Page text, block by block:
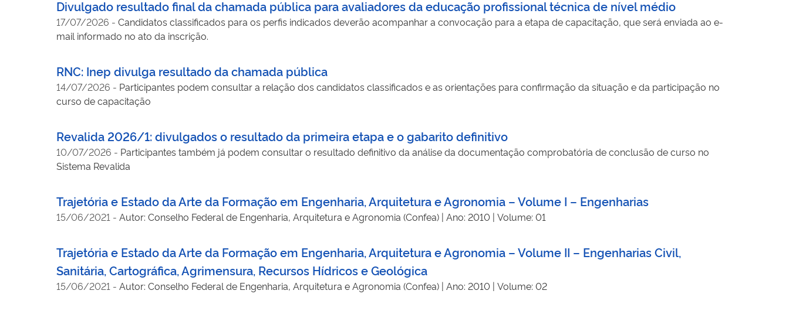
Divulgado resultado final da chamada pública para avaliadores da educação profissional técnica de nível médio
17/07/2026 - Candidatos classificados para os perfis indicados deverão acompanhar a convocação para a etapa de capacitação, que será enviada ao e-
mail informado no ato da inscrição.
RNC: Inep divulga resultado da chamada pública
14/07/2026 - Participantes podem consultar a relação dos candidatos classificados e as orientações para confirmação da situação e da participação no
curso de capacitação
Revalida 2026/1: divulgados o resultado da primeira etapa e o gabarito definitivo
10/07/2026 - Participantes também já podem consultar o resultado definitivo da análise da documentação comprobatória de conclusão de curso no
Sistema Revalida
Trajetória e Estado da Arte da Formação em Engenharia, Arquitetura e Agronomia – Volume I – Engenharias
15/06/2021 - Autor: Conselho Federal de Engenharia, Arquitetura e Agronomia (Confea) | Ano: 2010 | Volume: 01
Trajetória e Estado da Arte da Formação em Engenharia, Arquitetura e Agronomia – Volume II – Engenharias Civil,
Sanitária, Cartográfica, Agrimensura, Recursos Hídricos e Geológica
15/06/2021 - Autor: Conselho Federal de Engenharia, Arquitetura e Agronomia (Confea) | Ano: 2010 | Volume: 02